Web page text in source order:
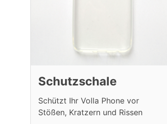
Schutzschale
Schützt Ihr Volla Phone vor
Stößen, Kratzern und Rissen